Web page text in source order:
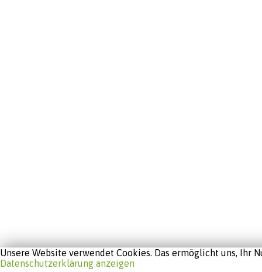
Unsere Website verwendet Cookies. Das ermöglicht uns,
Datenschutzerklärung anzeigen